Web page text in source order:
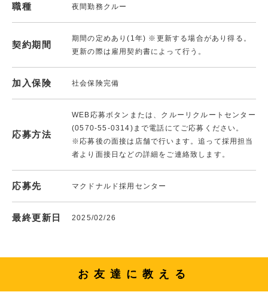
職種 夜間勤務クルー
契約期間
期間の定めあり(1年) ※更新する場合があり得る。
更新の際は雇用契約書によって行う。
加入保険 社会保険完備
応募方法
WEB応募ボタンまたは、クルーリクルートセンター
(0570-55-0314)まで電話にてご応募ください。
※応募後の面接は店舗で行います。追って採用担当
者より面接日などの詳細をご連絡致します。
応募先 マクドナルド採用センター
最終更新日 2025/02/26
お友達に教える